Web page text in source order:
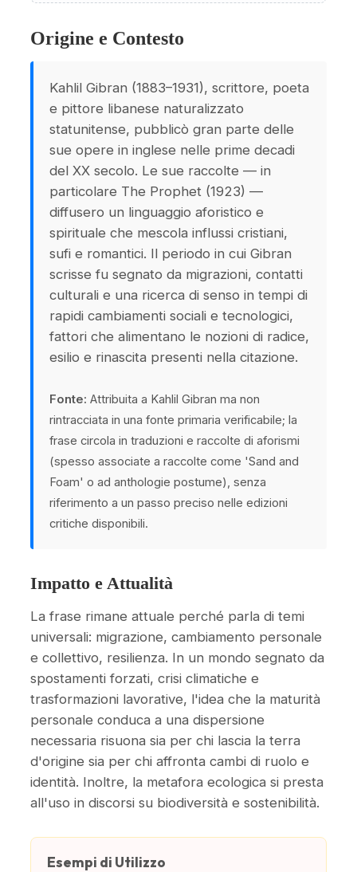
Origine e Contesto
Kahlil Gibran (1883–1931), scrittore, poeta
e pittore libanese naturalizzato
statunitense, pubblicò gran parte delle
sue opere in inglese nelle prime decadi
del XX secolo. Le sue raccolte — in
particolare The Prophet (1923) —
diffusero un linguaggio aforistico e
spirituale che mescola influssi cristiani,
sufi e romantici. Il periodo in cui Gibran
scrisse fu segnato da migrazioni, contatti
culturali e una ricerca di senso in tempi di
rapidi cambiamenti sociali e tecnologici,
fattori che alimentano le nozioni di radice,
esilio e rinascita presenti nella citazione.
Fonte: Attribuita a Kahlil Gibran ma non
rintracciata in una fonte primaria verificabile; la
frase circola in traduzioni e raccolte di aforismi
(spesso associate a raccolte come 'Sand and
Foam' o ad anthologie postume), senza
riferimento a un passo preciso nelle edizioni
critiche disponibili.
Impatto e Attualità
La frase rimane attuale perché parla di temi
universali: migrazione, cambiamento personale
e collettivo, resilienza. In un mondo segnato da
spostamenti forzati, crisi climatiche e
trasformazioni lavorative, l'idea che la maturità
personale conduca a una dispersione
necessaria risuona sia per chi lascia la terra
d'origine sia per chi affronta cambi di ruolo e
identità. Inoltre, la metafora ecologica si presta
all'uso in discorsi su biodiversità e sostenibilità.
Esempi di Utilizzo